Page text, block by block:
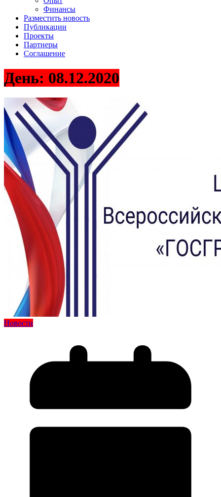
Финансы
Разместить новость
Публикации
Проекты
Партнеры
Соглашение
День: 08.12.2020
Новости